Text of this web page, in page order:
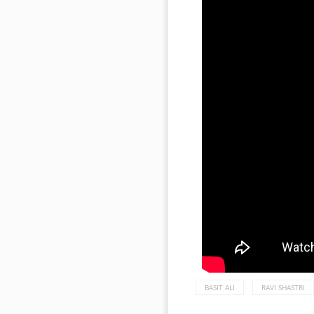
BASIT ALI RAVI SHASTRI